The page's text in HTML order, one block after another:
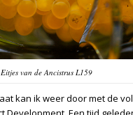
Eitjes van de Ancistrus L159
kan ik weer door met de